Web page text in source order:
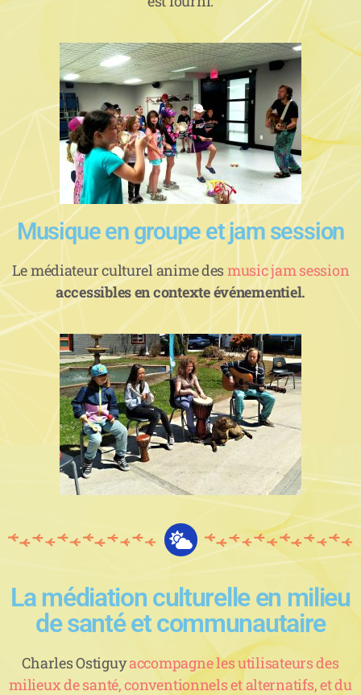
Musique en groupe et jam session
Le médiateur culturel anime des music jam session
accessibles en contexte événementiel.
La médiation culturelle en milieu
de santé et communautaire
Charles Ostiguyaccompagne les utilisateurs des
milieux de santé, conventionnels et alternatifs, et du